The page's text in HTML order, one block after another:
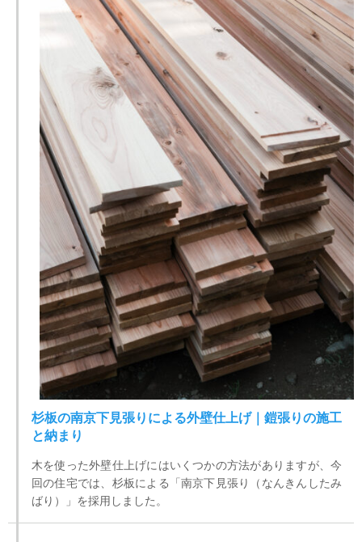
杉板の南京下見張りによる外壁仕上げ｜鎧張りの施工
と納まり
木を使った外壁仕上げにはいくつかの方法がありますが、今
回の住宅では、杉板による「南京下見張り（なんきんしたみ
ばり）」を採用しました。